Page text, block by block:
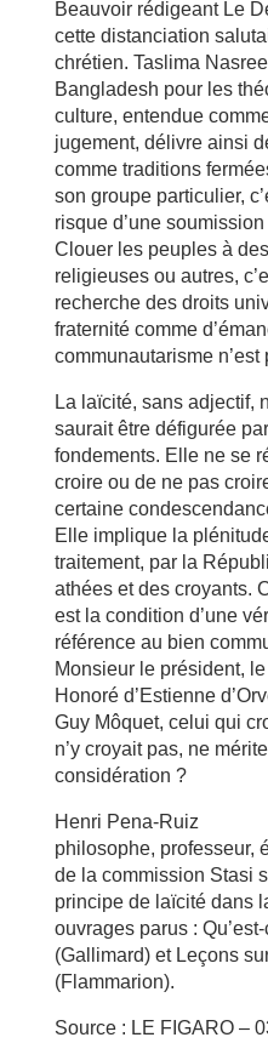
Beauvoir rédigeant Le
cette distanciation
chrétien. Taslima
Bangladesh pour les
culture, entendue
jugement, délivre ainsi
comme traditions
son groupe particulier,
risque d’une
Clouer les peuples à
religieuses ou autres,
recherche des droits
fraternité comme
communautarisme n’est
La laïcité, sans adjectif,
saurait être défigurée
fondements. Elle ne se
croire ou de ne pas
certaine
Elle implique la
traitement, par la
athées et des croyants.
est la condition d’une
référence au bien
Monsieur le président,
Honoré d’Estienne
Guy Môquet, celui qui
n’y croyait pas, ne
considération ?
Henri Pena-Ruiz
philosophe, professeur,
de la commission Stasi
principe de laïcité dans
ouvrages parus :
(Gallimard) et Leçons
(Flammarion).
Source : LE FIGARO –